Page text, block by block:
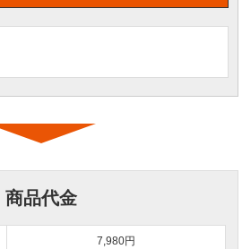
商品代金
7,980円